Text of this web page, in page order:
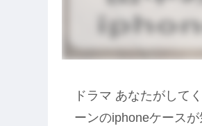
ドラマ あなたがして
ーンのiphoneケース